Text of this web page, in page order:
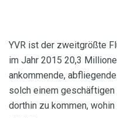
YVR ist der zweitgrößte
im Jahr 2015 20,3
ankommende,
solch einem geschäftigen
dorthin zu kommen,